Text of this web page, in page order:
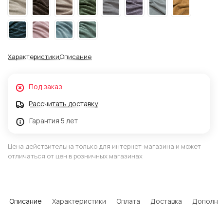
ХарактеристикиОписание
Под заказ
Рассчитать доставку
Гарантия 5 лет
Цена действительна только для интернет-магазина и может
отличаться от цен в розничных магазинах
Описание Характеристики Оплата Доставка